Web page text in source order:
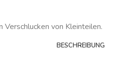
Verschlucken von Kleinteilen.
BESCHREIBUNG